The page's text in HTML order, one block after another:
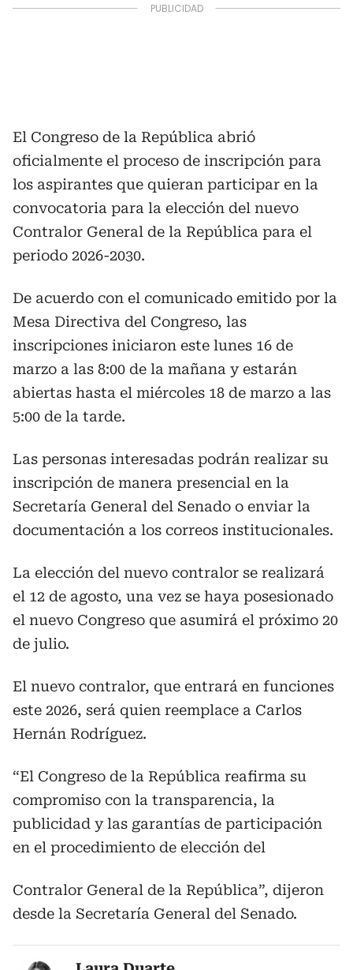
El Congreso de la República abrió
oficialmente el proceso de inscripción para
los aspirantes que quieran participar en la
convocatoria para la elección del nuevo
Contralor General de la República para el
periodo 2026-2030.
De acuerdo con el comunicado emitido por la
Mesa Directiva del Congreso, las
inscripciones iniciaron este lunes 16 de
marzo a las 8:00 de la mañana y estarán
abiertas hasta el miércoles 18 de marzo a las
5:00 de la tarde.
Las personas interesadas podrán realizar su
inscripción de manera presencial en la
Secretaría General del Senado o enviar la
documentación a los correos institucionales.
La elección del nuevo contralor se realizará
el 12 de agosto, una vez se haya posesionado
el nuevo Congreso que asumirá el próximo 20
de julio.
El nuevo contralor, que entrará en funciones
este 2026, será quien reemplace a Carlos
Hernán Rodríguez.
“El Congreso de la República reafirma su
compromiso con la transparencia, la
publicidad y las garantías de participación
en el procedimiento de elección del
Contralor General de la República”, dijeron
desde la Secretaría General del Senado.